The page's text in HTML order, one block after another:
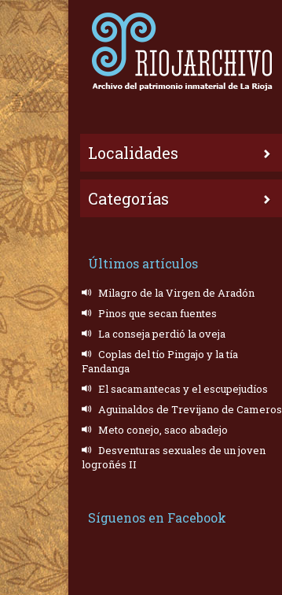
Localidades
Categorías
Últimos artículos
Milagro de la Virgen de Aradón
Pinos que secan fuentes
La conseja perdió la oveja
Coplas del tío Pingajo y la tía
Fandanga
El sacamantecas y el escupejudíos
Aguinaldos de Trevijano de Cameros
Meto conejo, saco abadejo
Desventuras sexuales de un joven
logroñés II
Síguenos en Facebook